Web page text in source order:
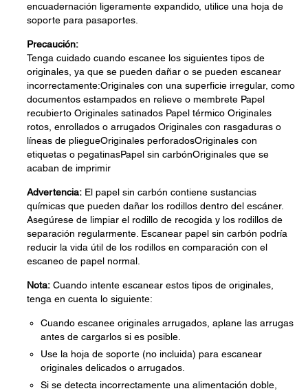
encuadernación ligeramente expandido, utilice una hoja de
soporte para pasaportes.
Precaución:
Tenga cuidado cuando escanee los siguientes tipos de
originales, ya que se pueden dañar o se pueden escanear
incorrectamente:Originales con una superficie irregular, como
documentos estampados en relieve o membrete Papel
recubierto Originales satinados Papel térmico Originales
rotos, enrollados o arrugados Originales con rasgaduras o
líneas de pliegueOriginales perforadosOriginales con
etiquetas o pegatinasPapel sin carbónOriginales que se
acaban de imprimir
Advertencia: El papel sin carbón contiene sustancias
químicas que pueden dañar los rodillos dentro del escáner.
Asegúrese de limpiar el rodillo de recogida y los rodillos de
separación regularmente. Escanear papel sin carbón podría
reducir la vida útil de los rodillos en comparación con el
escaneo de papel normal.
Nota: Cuando intente escanear estos tipos de originales,
tenga en cuenta lo siguiente:
Cuando escanee originales arrugados, aplane las arrugas
antes de cargarlos si es posible.
Use la hoja de soporte (no incluida) para escanear
originales delicados o arrugados.
Si se detecta incorrectamente una alimentación doble,